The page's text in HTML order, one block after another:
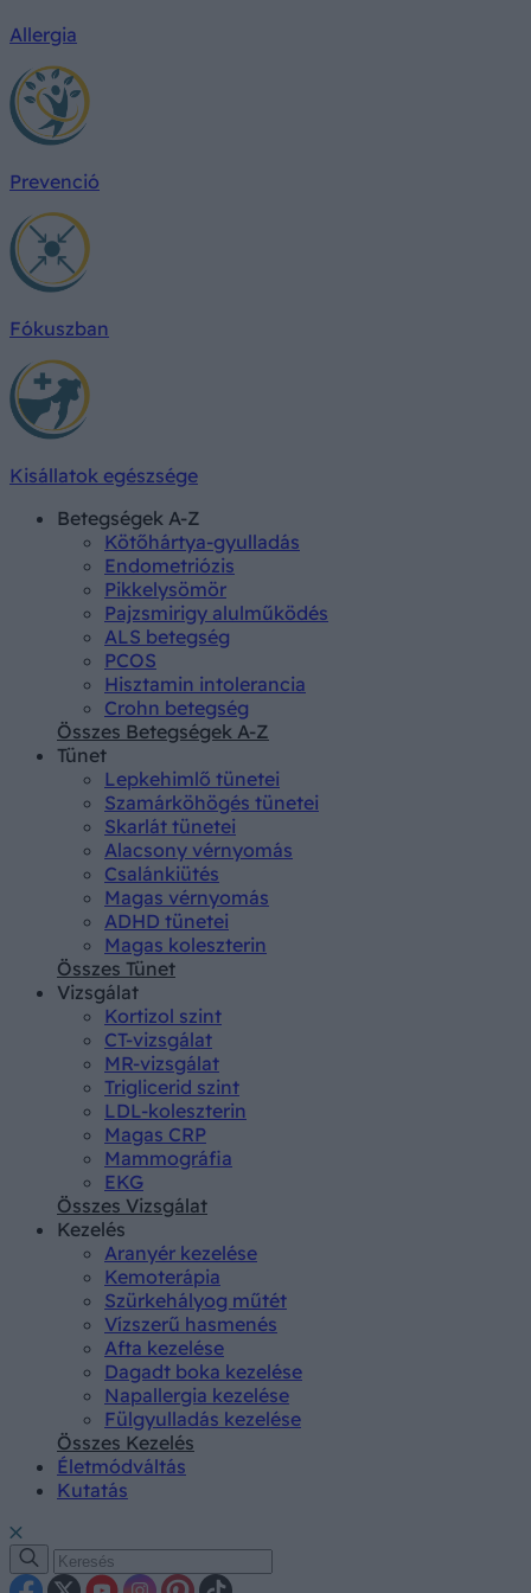
Allergia
Prevenció
Fókuszban
Kisállatok egészsége
Betegségek A-Z
Kötőhártya-gyulladás
Endometriózis
Pikkelysömör
Pajzsmirigy alulműködés
ALS betegség
PCOS
Hisztamin intolerancia
Crohn betegség
Összes Betegségek A-Z
Tünet
Lepkehimlő tünetei
Szamárköhögés tünetei
Skarlát tünetei
Alacsony vérnyomás
Csalánkiütés
Magas vérnyomás
ADHD tünetei
Magas koleszterin
Összes Tünet
Vizsgálat
Kortizol szint
CT-vizsgálat
MR-vizsgálat
Triglicerid szint
LDL-koleszterin
Magas CRP
Mammográfia
EKG
Összes Vizsgálat
Kezelés
Aranyér kezelése
Kemoterápia
Szürkehályog műtét
Vízszerű hasmenés
Afta kezelése
Dagadt boka kezelése
Napallergia kezelése
Fülgyulladás kezelése
Összes Kezelés
Életmódváltás
Kutatás